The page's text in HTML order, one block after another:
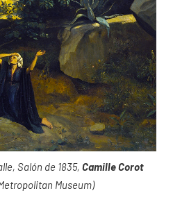
Salón de 1835, Camille Corot
Museum)